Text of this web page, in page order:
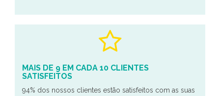
MAIS DE 9 EM CADA 10 CLIENTES
SATISFEITOS
94% dos nossos clientes estão satisfeitos com as suas